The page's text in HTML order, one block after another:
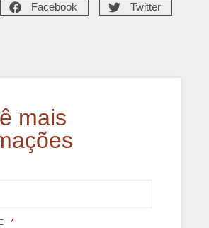
Facebook
Twitter
mais